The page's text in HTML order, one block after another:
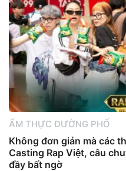
ẨM THỰC ĐƯỜNG PHỐ
Không đơn giản mà các
Casting Rap Việt, câu
đầy bất ngờ